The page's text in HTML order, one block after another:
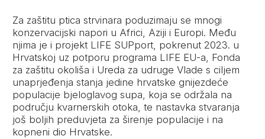
Za zaštitu ptica strvinara poduzimaju se mnogi
konzervacijski napori u Africi, Aziji i Europi. Među
njima je i projekt LIFE SUPport, pokrenut 2023. u
Hrvatskoj uz potporu programa LIFE EU-a, Fonda
za zaštitu okoliša i Ureda za udruge Vlade s ciljem
unaprjeđenja stanja jedine hrvatske gnijezdeće
populacije bjeloglavog supa, koja se održala na
području kvarnerskih otoka, te nastavka stvaranja
još boljih preduvjeta za širenje populacije i na
kopneni dio Hrvatske.